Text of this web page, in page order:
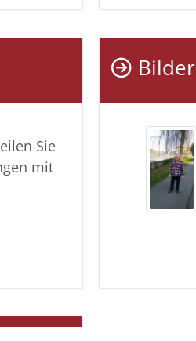
Sie
mit
Bilder